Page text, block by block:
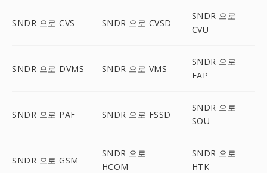
SNDR 으로 CVS SNDR 으로 CVSD
SNDR 으로
CVU
SNDR 으로 DVMS SNDR 으로 VMS
SNDR 으로
FAP
SNDR 으로 PAF SNDR 으로 FSSD
SNDR 으로
SOU
SNDR 으로 GSM
SNDR 으로
HCOM
SNDR 으로
HTK